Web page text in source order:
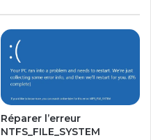
Réparer l’erreur
NTFS_FILE_SYSTEM